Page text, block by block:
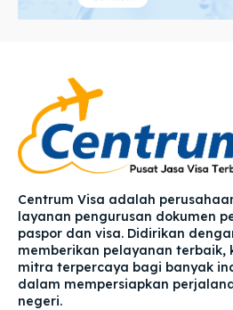
Centrum Visa adalah
layanan pengurusan dokumen
paspor dan visa. Didirikan
memberikan pelayanan terbaik,
mitra terpercaya bagi banyak
dalam mempersiapkan
negeri.